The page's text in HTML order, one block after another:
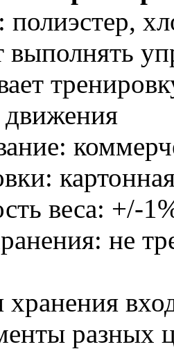
полиэстер,
выполнять
движения
веса: +/-
не
хранения
разных